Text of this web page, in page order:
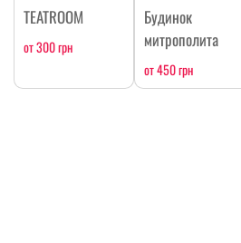
TEATROOM
от 300 грн
Будинок
митрополита
от 450 грн